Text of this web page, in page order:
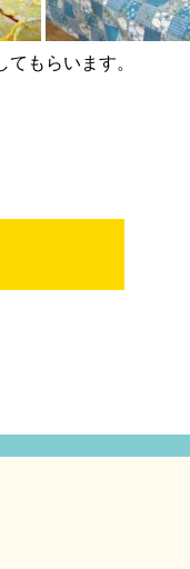
もらいます。